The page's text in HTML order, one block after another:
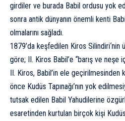
girdiler ve burada Babil ordusu yok
sonra antik dünyanın önemli kenti
olmalarını sağladı.
1879’da keşfedilen Kiros Silindiri‘nin
göre; II. Kiros Babil’e “barış ve neşe
II. Kiros, Babil’in ele geçirilmesinden
önce Kudüs Tapınağı’nın yok
tutsak edilen Babil Yahudilerine
esaretinden kurtulan birçok kişi